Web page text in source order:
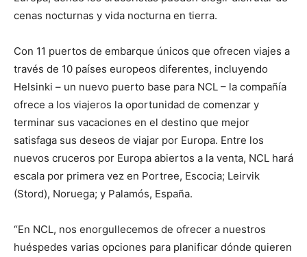
cenas nocturnas y vida nocturna en tierra.
Con 11 puertos de embarque únicos que ofrecen viajes a
través de 10 países europeos diferentes, incluyendo
Helsinki – un nuevo puerto base para NCL – la compañía
ofrece a los viajeros la oportunidad de comenzar y
terminar sus vacaciones en el destino que mejor
satisfaga sus deseos de viajar por Europa. Entre los
nuevos cruceros por Europa abiertos a la venta, NCL hará
escala por primera vez en Portree, Escocia; Leirvik
(Stord), Noruega; y Palamós, España.
“En NCL, nos enorgullecemos de ofrecer a nuestros
huéspedes varias opciones para planificar dónde quieren